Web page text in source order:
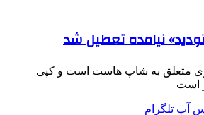
نیامده تعطیل شد
متعلق به شاپ هاست است و کپی
است
آپ تلگرام